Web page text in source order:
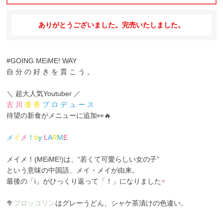
ありがとうございました。完売いたしました。
#GOING MEiME! WAY
自 分 の 好 き を 貫 こ う 。
＼ 超大人気Youtuber ／
古 川
優 香 プ ロ デ ュ ー ス
待望の新食がメニューに追加👀🔥
メイ メ ！ by L ARME
メイメ！(MEiME!)は、“若くて可愛らしい女の子”
という意味の中国語、メイ・メイが由来。
最後の「i」がひっくり返って「！」になりました♥
🥦ブロッコリンはグレーうどん、シャケ茶漬けの色違い。